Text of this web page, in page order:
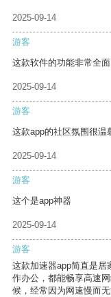
2025-09-14
游客
这款软件的功能非常全
2025-09-14
游客
这款app的社区氛围很温
2025-09-14
游客
这个是app神器
2025-09-14
游客
这款加速器app简直是居
作办公，都能畅享高速
候，经常因为网速慢而